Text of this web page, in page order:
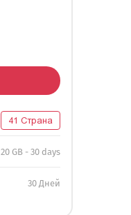
41 Страна
20 GB - 30 days
30 Дней